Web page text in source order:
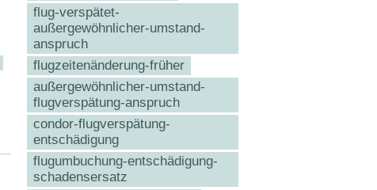
flug-verspätet-
außergewöhnlicher-umstand-
anspruch
flugzeitenänderung-früher
außergewöhnlicher-umstand-
flugverspätung-anspruch
condor-flugverspätung-
entschädigung
flugumbuchung-entschädigung-
schadensersatz